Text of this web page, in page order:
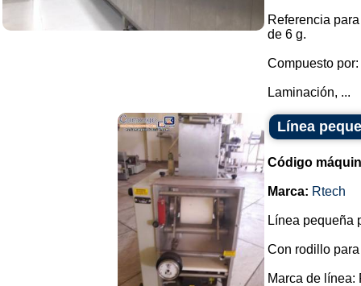
Referencia
de 6 g.
Compuesto por:
Laminación, ...
Línea
Código
Marca: Rtech
Línea pequeña
Con rodillo
Marca de línea: